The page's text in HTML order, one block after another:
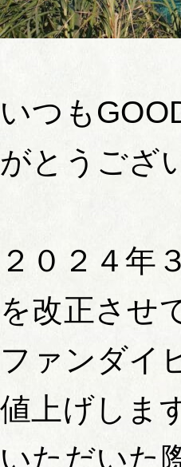
いつも
がとうござ
２０２４年
を改正させ
ファンダイ
値上げしま
いただいた